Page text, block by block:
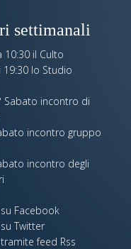
settimanali
10:30 il Culto
19:30 lo Studio
Sabato incontro di
incontro gruppo
incontro degli